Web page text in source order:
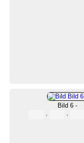
Bild 6 -
·
·